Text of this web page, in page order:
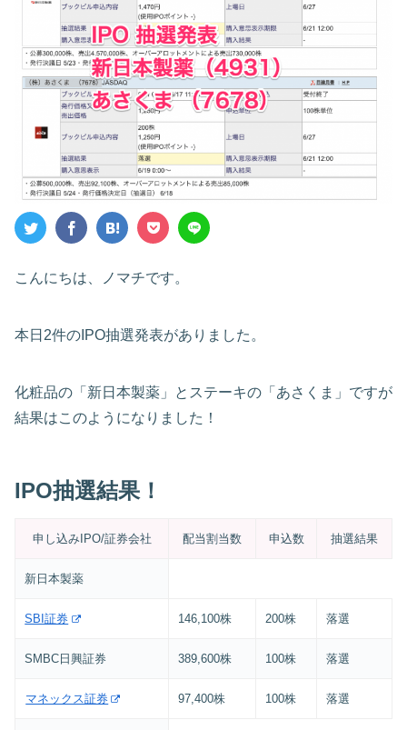
こんにちは、ノマチです。
本日2件のIPO抽選発表がありました。
化粧品の「新日本製薬」とステーキの「あさくま」ですが
結果はこのようになりました！
IPO抽選結果！
申し込みIPO/証券会社 配当割当数 申込数 抽選結果
新日本製薬
SBI証券 146,100株 200株 落選
SMBC日興証券 389,600株 100株 落選
マネックス証券 97,400株 100株 落選